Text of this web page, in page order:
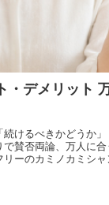
デメリット
けるべきかどうか
賛否両論、万人に
ーのカミノカミシャ